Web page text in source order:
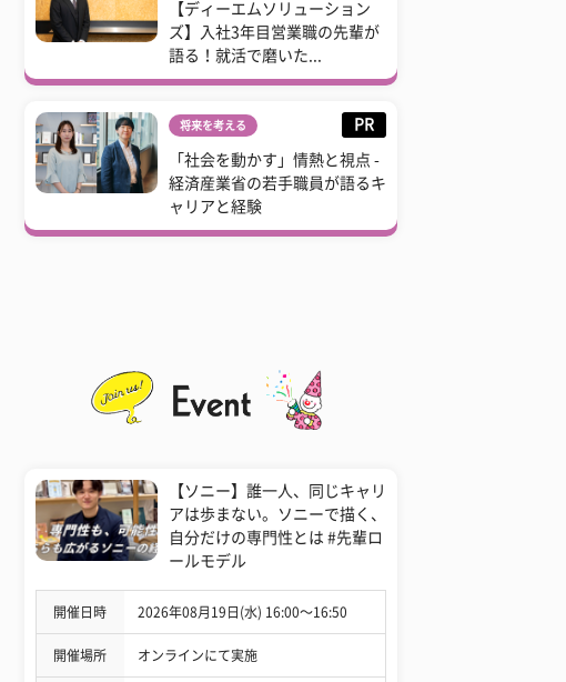
【ディーエムソリューション
ズ】入社3年目営業職の先輩が
語る！就活で磨いた...
将来を考える PR
「社会を動かす」情熱と視点 -
経済産業省の若手職員が語るキ
ャリアと経験
【ソニー】誰一人、同じキャリ
アは歩まない。ソニーで描く、
自分だけの専門性とは #先輩ロ
ールモデル
開催日時 2026年08月19日(水) 16:00〜16:50
開催場所 オンラインにて実施